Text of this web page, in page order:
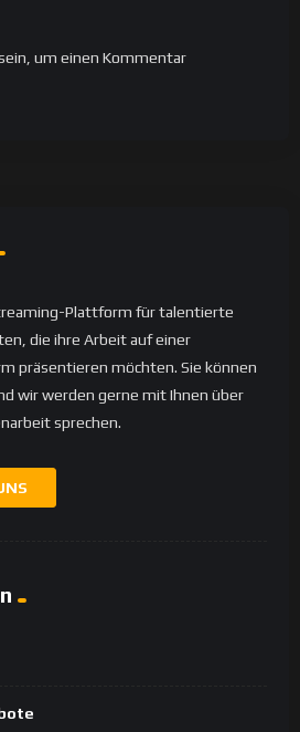
um einen Kommentar
Plattform für talentierte
die ihre Arbeit auf einer
präsentieren möchten. Sie können
wir werden gerne mit Ihnen über
sprechen.